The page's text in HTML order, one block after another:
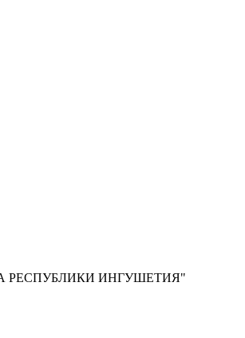
РЕСПУБЛИКИ ИНГУШЕТИЯ"